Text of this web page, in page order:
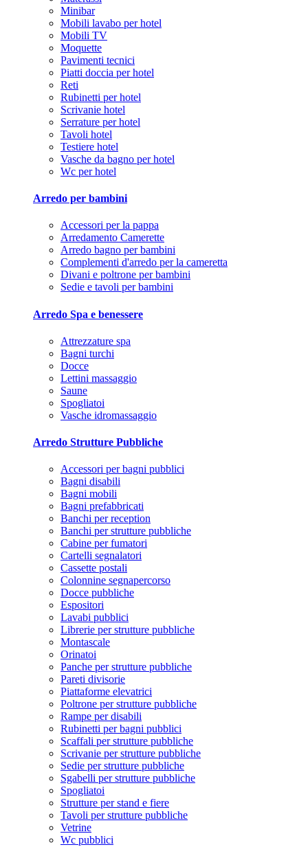
Minibar
Mobili lavabo per hotel
Mobili TV
Moquette
Pavimenti tecnici
Piatti doccia per hotel
Reti
Rubinetti per hotel
Scrivanie hotel
Serrature per hotel
Tavoli hotel
Testiere hotel
Vasche da bagno per hotel
Wc per hotel
Arredo per bambini
Accessori per la pappa
Arredamento Camerette
Arredo bagno per bambini
Complementi d'arredo per la cameretta
Divani e poltrone per bambini
Sedie e tavoli per bambini
Arredo Spa e benessere
Attrezzature spa
Bagni turchi
Docce
Lettini massaggio
Saune
Spogliatoi
Vasche idromassaggio
Arredo Strutture Pubbliche
Accessori per bagni pubblici
Bagni disabili
Bagni mobili
Bagni prefabbricati
Banchi per reception
Banchi per strutture pubbliche
Cabine per fumatori
Cartelli segnalatori
Cassette postali
Colonnine segnapercorso
Docce pubbliche
Espositori
Lavabi pubblici
Librerie per strutture pubbliche
Montascale
Orinatoi
Panche per strutture pubbliche
Pareti divisorie
Piattaforme elevatrici
Poltrone per strutture pubbliche
Rampe per disabili
Rubinetti per bagni pubblici
Scaffali per strutture pubbliche
Scrivanie per strutture pubbliche
Sedie per strutture pubbliche
Sgabelli per strutture pubbliche
Spogliatoi
Strutture per stand e fiere
Tavoli per strutture pubbliche
Vetrine
Wc pubblici